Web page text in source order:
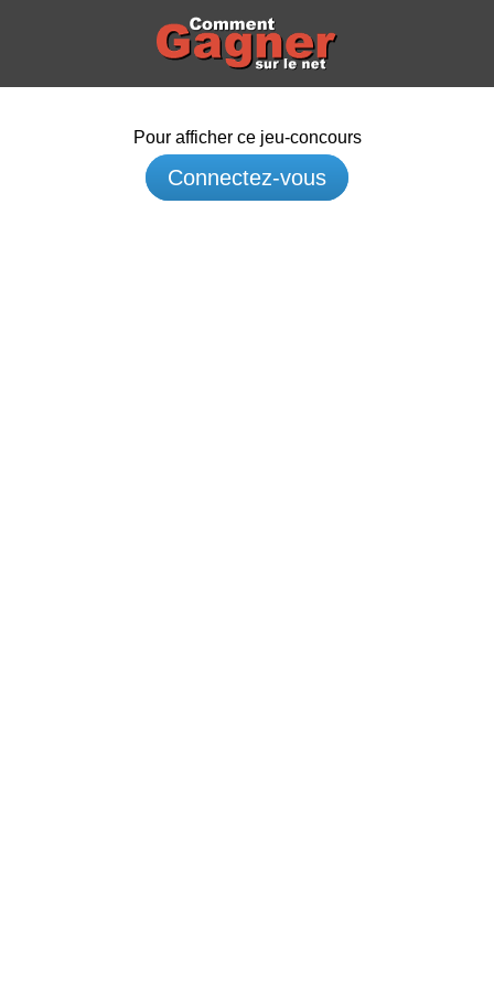
Pour afficher ce jeu-concours
Connectez-vous